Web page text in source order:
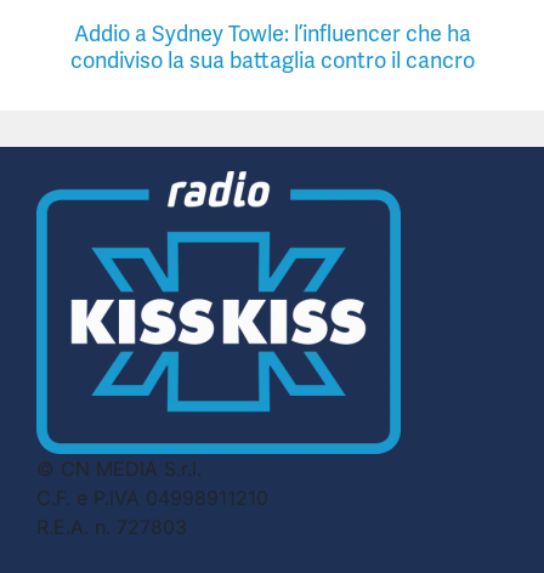
Addio a Sydney Towle: l’influencer che ha
condiviso la sua battaglia contro il cancro
© CN MEDIA S.r.l.
C.F. e P.IVA 04998911210
R.E.A. n. 727803